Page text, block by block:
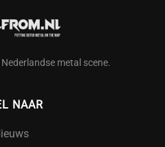
metal scene.
NAAR